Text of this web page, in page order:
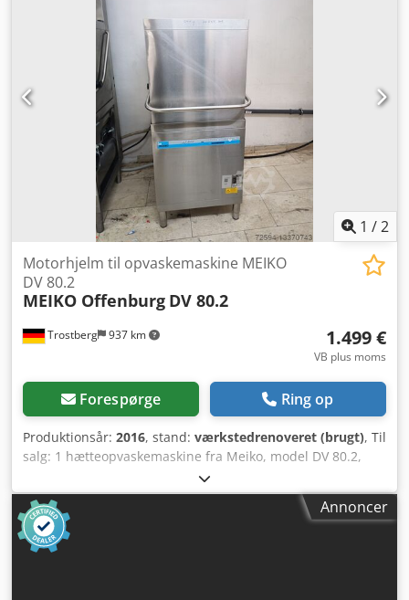
1 /2
Trostberg 937 km
Motorhjelm til opvaskemaskine MEIKO
DV 80.2
MEIKO Offenburg DV 80.2
1.499 €
VB plus moms
Forespørge Ring op
Produktionsår: 2016, stand: værkstedrenoveret (brugt), Til
salg: 1 hætteopvaskemaskine fra Meiko, model DV 80.2,
årgang 2015/16. Maskinens stand er god, den har delvist
kørt med blødt vand. Ingen doseringsanlæg inkluderet!
Maskinerne er tidligere leasingudstyr. Forskellige versioner
findes – evt. med intern saltblødgøring, med GIO-modul
eller helt uden blødgører. Venligst oplys, hvordan netop
Annoncer